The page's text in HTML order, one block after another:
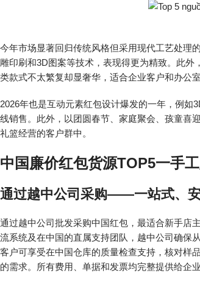
今年市场显著回归传统风格但采用现代工艺处理
雕印刷和3D图案等技术，表现得更为精致。此
类款式不太繁复却显奢华，适合企业客户和办公室
2026年也是互动元素红包设计爆发的一年，例
线销售。此外，以团圆春节、家庭聚会、孩童喜
礼篮经营的客户群中。
中国廉价红包货源TOP5一手
通过越中公司采购——一站式、
通过越中公司批发采购中国红包，最适合新手店
流系统及在中国的直属支持团队，越中公司确保
客户可享受在中国仓库的质量检查支持，核对样
的需求。所有费用、单据和发票均完整提供给企业